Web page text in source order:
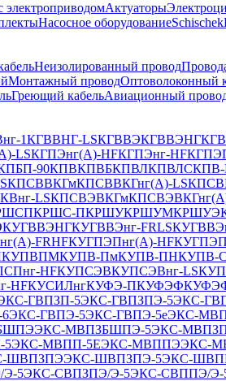
электроприводомАктуаторы
Насосное оборудованиеSchischek
Неизолированный провод
Монтажный проводОптоволоконный
Греющий кабельАвиационный
1КГВВНГ-LSКГВВЭКГВВЭНГ
LSКГПЭнг(А)-HFКГПЭнг-HF
90КПВКПВБКПВЛКПВЛС
КПСВВКГмКПСВВКГнг(А)-LS
LSКПСВЭВКГм
КРШС-ПКРШУКРШУМКРШУЭ
КУГВВЭНГКУГВВЭнг-FRLS
FRHFКУГПЭПнг(A)-HF
КУПВПМКУПВ-ПмКУПВ-ПНКУПВ-С
HFКУПСЭВКУПСЭВнг-LS
HFКУСИЛнгКУФЭ-ПКУФЭФ
ГВПЗП-5ЭКС-ГВПЗПЭ-5ЭКС-
ЭКС-ГВПЭ-5ЭКС-ГВПЭ-5еЭКС-
ЭКС-МВПЗБШПЭ-5ЭКС-
5ЭКС-МВПП-5ЕЭКС-МВППЭЭКС-
ШВПЗПЭЭКС-ШВПЗПЭ-5ЭКС-
5ЭКС-СВПЗПЭ/Э-5ЭКС-СВППЭ/Э-